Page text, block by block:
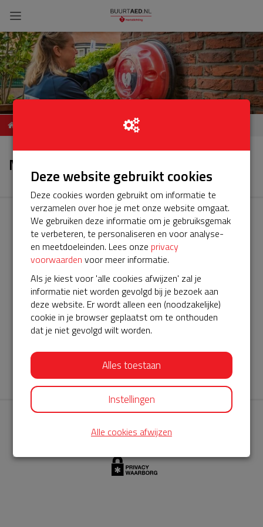
ServiceBuurtAED De Marke,
Nieuws
AED360-ProCardio
ServiceBuurtAED wordt aangeboden door de Hartstichting en
AED360-ProCardio. Net als bij BuurtAED is AED360-ProCardio
de leverancier van het servicepakket en ontzorgen zij jou de
komende jaren. AED360-ProCardio is gespecialiseerd in de
levering en het onderhoud van Philips AED’s.
Deze website gebruikt cookies
Deze cookies worden gebruikt om informatie te
verzamelen over hoe je met onze website omgaat.
We gebruiken deze informatie om je gebruiksgemak
te verbeteren, te personaliseren en voor analyse-
en meetdoeleinden. Lees onze privacy
voorwaarden voor meer informatie.
Als je kiest voor 'alle cookies afwijzen' zal je
informatie niet worden gevolgd bij je bezoek aan
deze website. Er wordt alleen een (noodzakelijke)
cookie in je browser geplaatst om te onthouden
dat je niet gevolgd wilt worden.
Alles toestaan
Instellingen
Alle cookies afwijzen